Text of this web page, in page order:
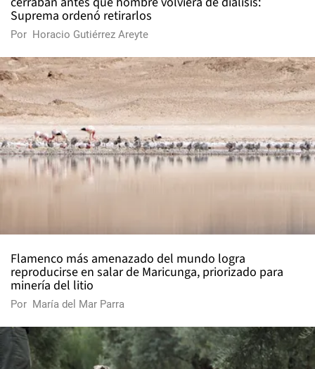
Suprema ordenó retirarlos
Por Horacio Gutiérrez Areyte
Flamenco más amenazado del mundo logra
reproducirse en salar de Maricunga, priorizado para
minería del litio
Por María del Mar Parra